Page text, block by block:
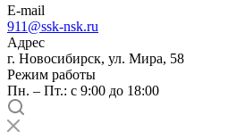
E-mail
911@ssk-nsk.ru
Адрес
г. Новосибирск, ул. Мира, 58
Режим работы
Пн. – Пт.: с 9:00 до 18:00